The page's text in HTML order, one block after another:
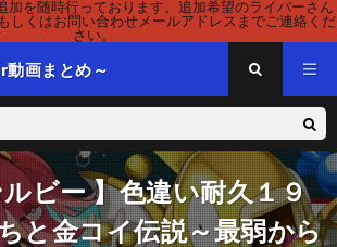
加を随時行っております。追加希望のライバーさん
しくはお問い合わせメールアドレスまでご連絡くだ
さい。
画まとめ～
ビー 】色違い耐久１９
と金コイ伝説～最弱から